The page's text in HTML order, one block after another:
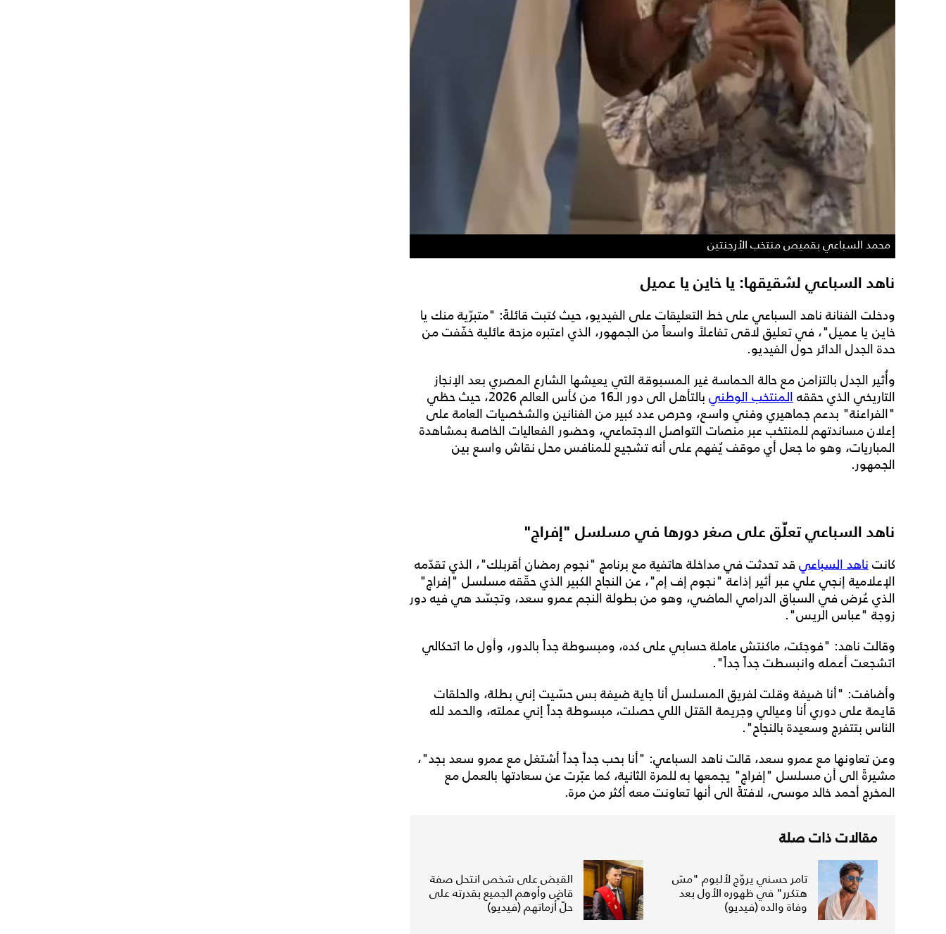
محمد السباعي بقميص منتخب الأرجنتين
ناهد السباعي لشقيقها: يا خاين يا عميل
ودخلت الفنانة ناهد السباعي على خط التعليقات على الفيديو، حيث كتبت قائلةً: "متبرّية منك يا
خاين يا عميل"، في تعليق لاقى تفاعلاً واسعاً من الجمهور، الذي اعتبره مزحة عائلية خفّفت من
حدة الجدل الدائر حول الفيديو.
وأُثير الجدل بالتزامن مع حالة الحماسة غير المسبوقة التي يعيشها الشارع المصري بعد الإنجاز
التاريخي الذي حققهالمنتخب الوطني
بالتأهل الى دور الـ16 من كأس العالم 2026، حيث حظي
"الفراعنة" بدعم جماهيري وفني واسع، وحرص عدد كبير من الفنانين والشخصيات العامة على
إعلان مساندتهم للمنتخب عبر منصات التواصل الاجتماعي، وحضور الفعاليات الخاصة بمشاهدة
المباريات، وهو ما جعل أي موقف يُفهم على أنه تشجيع للمنافس محل نقاش واسع بين
الجمهور.
ناهد السباعي تعلّق على صغر دورها في مسلسل "إفراج"
كانتناهد السباعيقد تحدثت في مداخلة هاتفية مع برنامج "نجوم رمضان أقربلك"، الذي تقدّمه
الإعلامية إنجي علي عبر أثير إذاعة "نجوم إف إم"، عن النجاح الكبير الذي حقّقه مسلسل "إفراج"
الذي عُرض في السباق الدرامي الماضي، وهو من بطولة النجم عمرو سعد، وتجسّد هي فيه دور
زوجة "عباس الريس".
وقالت ناهد: "فوجئت، ماكنتش عاملة حسابي على كده، ومبسوطة جداً بالدور، وأول ما اتحكالي
اتشجعت أعمله وانبسطت جداً جداً".
وأضافت: "أنا ضيفة وقلت لفريق المسلسل أنا جاية ضيفة بس حسّيت إني بطلة، والحلقات
قايمة على دوري أنا وعيالي وجريمة القتل اللي حصلت، مبسوطة جداً إني عملته، والحمد لله
الناس بتتفرج وسعيدة بالنجاح".
وعن تعاونها مع عمرو سعد، قالت ناهد السباعي: "أنا بحب جداً جداً أشتغل مع عمرو سعد بجد"،
مشيرةً الى أن مسلسل "إفراج" يجمعها به للمرة الثانية، كما عبّرت عن سعادتها بالعمل مع
المخرج أحمد خالد موسى، لافتةً الى أنها تعاونت معه أكثر من مرة.
مقالات ذات صلة
تامر حسني يروّج لألبوم "مش
هتكرر" في ظهوره الأول بعد
وفاة والده (فيديو)
القبض على شخص انتحل صفة
قاضٍ وأوهم الجميع بقدرته على
حلّ أزماتهم (فيديو)